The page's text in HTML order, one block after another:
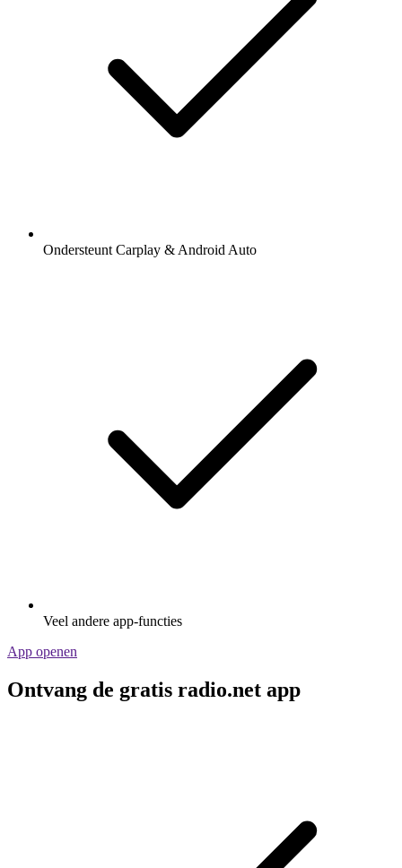
Ondersteunt Carplay & Android Auto
Veel andere app-functies
App openen
Ontvang de gratis radio.net app